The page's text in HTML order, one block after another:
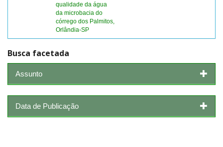
qualidade da água
da microbacia do
córrego dos Palmitos,
Orlândia-SP
Busca facetada
Assunto
Data de Publicação